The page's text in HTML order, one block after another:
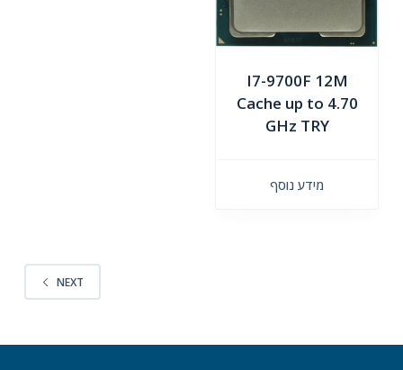
I7-9700F 12M
Cache up to 4.70
GHz TRY
מידע נוסף
NEXT